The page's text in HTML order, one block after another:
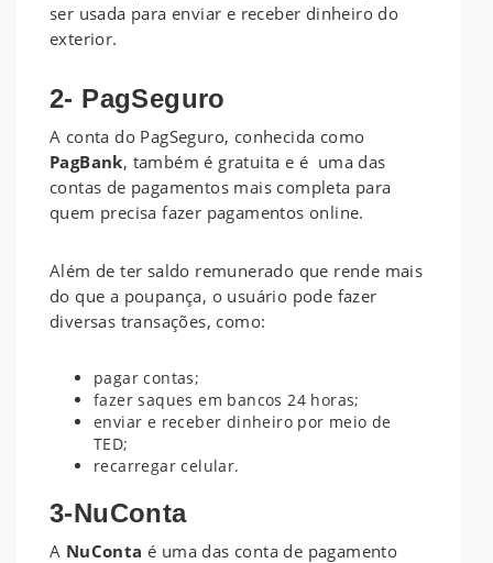
ser usada para enviar e receber dinheiro do
exterior.
2- PagSeguro
A conta do PagSeguro, conhecida como
PagBank, também é gratuita e é uma das
contas de pagamentos mais completa para
quem precisa fazer pagamentos online.
Além de ter saldo remunerado que rende mais
do que a poupança, o usuário pode fazer
diversas transações, como:
pagar contas;
fazer saques em bancos 24 horas;
enviar e receber dinheiro por meio de
TED;
recarregar celular.
3-NuConta
A NuConta é uma das conta de pagamento